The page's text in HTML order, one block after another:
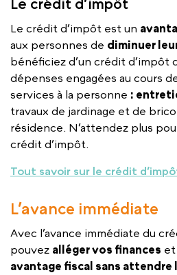
Le crédit d’impôt
Le crédit d’impôt est un
aux personnes de diminuer
bénéficiez d’un crédit d’impôt
dépenses engagées au cours
services à la personne :
travaux de jardinage et de
résidence. N’attendez plus
crédit d’impôt.
Tout savoir sur le crédit
L’avance immédiate
Avec l’avance immédiate du
pouvez alléger vos finances et
avantage fiscal sans attendre